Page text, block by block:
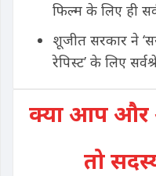
फिल्म के लिए ही
शूजीत सरकार ने
रेपिस्ट’ के लिए
क्या आप और
तो